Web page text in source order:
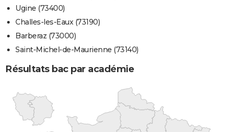
Ugine (73400)
Challes-les-Eaux (73190)
Barberaz (73000)
Saint-Michel-de-Maurienne (73140)
Résultats bac par académie